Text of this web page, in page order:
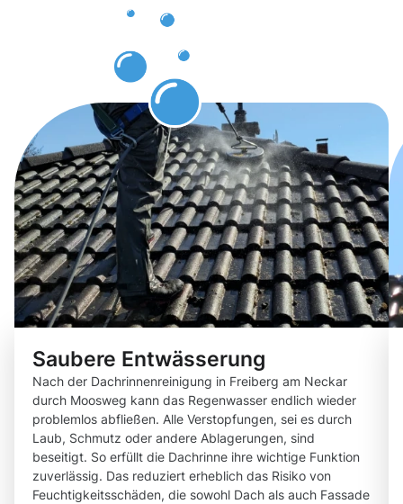
Saubere Entwässerung
Nach der Dachrinnenreinigung in Freiberg am Neckar
durch Moosweg kann das Regenwasser endlich wieder
problemlos abfließen. Alle Verstopfungen, sei es durch
Laub, Schmutz oder andere Ablagerungen, sind
beseitigt. So erfüllt die Dachrinne ihre wichtige Funktion
zuverlässig. Das reduziert erheblich das Risiko von
Feuchtigkeitsschäden, die sowohl Dach als auch Fassade